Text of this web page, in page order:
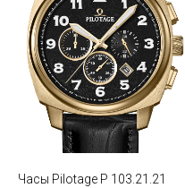
Часы Pilotage P 103.21.21